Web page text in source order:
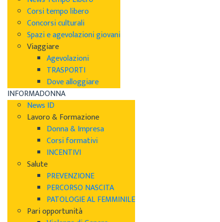
Corsi tempo libero
Concorsi culturali
Spazi e agevolazioni giovani
Viaggiare
Agevolazioni
TRASPORTI
Dove alloggiare
INFORMADONNA
News ID
Lavoro & Formazione
Donna & Impresa
Corsi formativi
INCENTIVI
Salute
PREVENZIONE
PERCORSO NASCITA
PATOLOGIE AL FEMMINILE
Pari opportunità